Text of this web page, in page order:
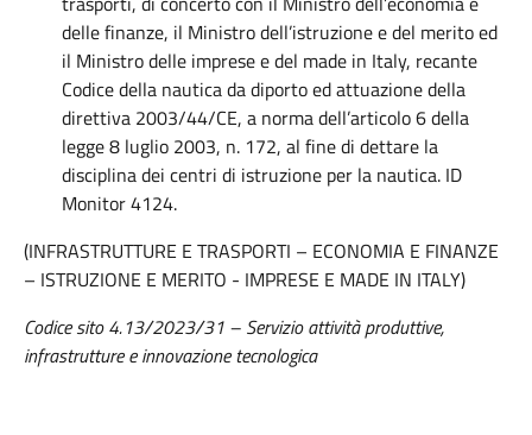
delle finanze, il Ministro dell’istruzione e del merito ed
il Ministro delle imprese e del made in Italy, recante
Codice della nautica da diporto ed attuazione della
direttiva 2003/44/CE, a norma dell’articolo 6 della
legge 8 luglio 2003, n. 172, al fine di dettare la
disciplina dei centri di istruzione per la nautica. ID
Monitor 4124.
(INFRASTRUTTURE E TRASPORTI – ECONOMIA E FINANZE
– ISTRUZIONE E MERITO - IMPRESE E MADE IN ITALY)
Codice sito 4.13/2023/31 – Servizio attività produttive,
infrastrutture e innovazione tecnologica